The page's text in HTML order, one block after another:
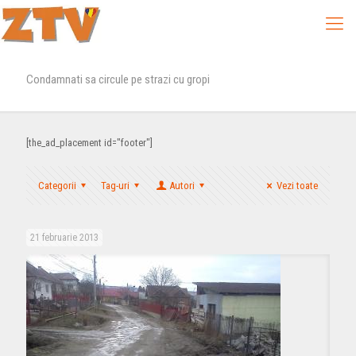
Condamnati sa circule pe strazi cu gropi
[the_ad_placement id="footer"]
Categorii Tag-uri Autori Vezi toate
21 februarie 2013